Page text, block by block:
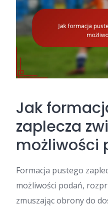
Jak
zaplecza
możliwości
Formacja pustego
możliwości podań,
zmuszając obrony do